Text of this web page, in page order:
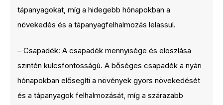
tápanyagokat, míg a hidegebb hónapokban a
növekedés és a tápanyagfelhalmozás lelassul.
– Csapadék: A csapadék mennyisége és eloszlása
szintén kulcsfontosságú. A bőséges csapadék a nyári
hónapokban elősegíti a növények gyors növekedését
és a tápanyagok felhalmozását, míg a szárazabb